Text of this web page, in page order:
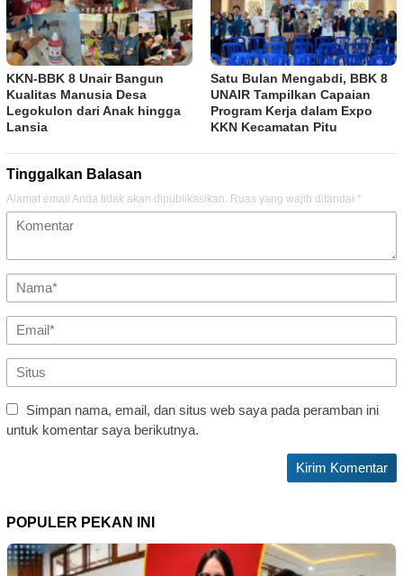
KKN-BBK 8 Unair Bangun
Kualitas Manusia Desa
Legokulon dari Anak hingga
Lansia
Satu Bulan Mengabdi, BBK 8
UNAIR Tampilkan Capaian
Program Kerja dalam Expo
KKN Kecamatan Pitu
Tinggalkan Balasan
Alamat email Anda tidak akan dipublikasikan. Ruas yang wajib ditandai *
Simpan nama, email, dan situs web saya pada peramban ini
untuk komentar saya berikutnya.
POPULER PEKAN INI